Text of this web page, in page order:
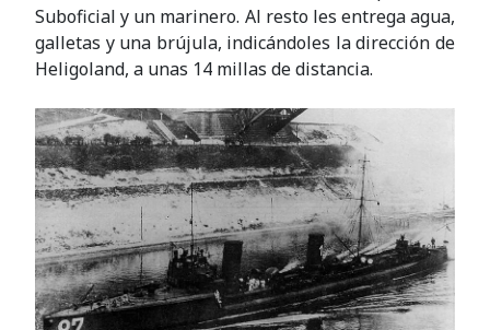
Suboficial y un marinero. Al resto les entrega agua,
galletas y una brújula, indicándoles la dirección de
Heligoland, a unas 14 millas de distancia.